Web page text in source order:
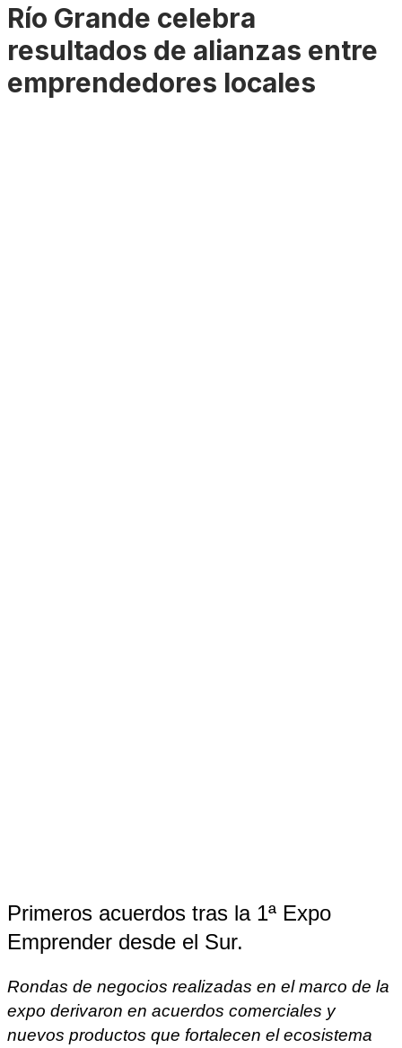
Río Grande celebra
resultados de alianzas entre
emprendedores locales
Primeros acuerdos tras la 1ª Expo
Emprender desde el Sur.
Rondas de negocios realizadas en el marco de la
expo derivaron en acuerdos comerciales y
nuevos productos que fortalecen el ecosistema